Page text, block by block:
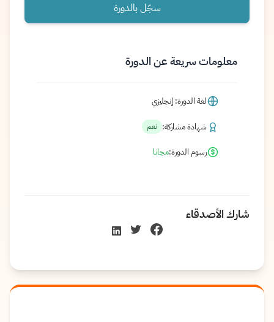
سجّل بالدورة
معلومات سريعة عن الدورة
لغة الدورة: إنجليزي
شهادة مشاركة: نعم
رسوم الدورة:مجانا
شارك الأصدقاء